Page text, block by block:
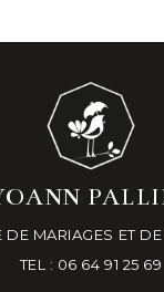
DE MARIAGES ET
TEL : 06 64 91 25 69